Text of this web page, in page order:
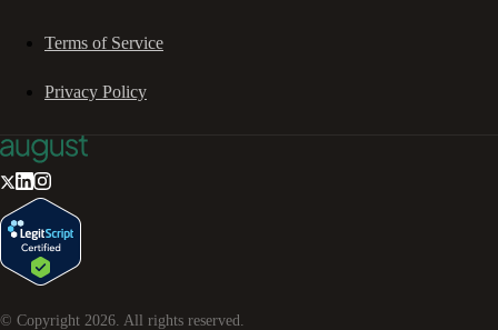
Terms of Service
Privacy Policy
© Copyright 2026 . All rights reserved.